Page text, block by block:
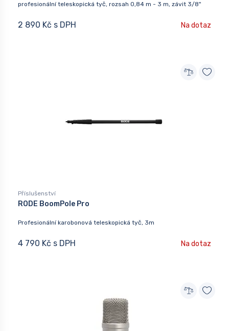
profesionální teleskopická tyč, rozsah 0,84 m - 3 m, závit 3/8"
2 890 Kč s DPH Na dotaz
Příslušenství
RODE BoomPole Pro
Profesionální karobonová teleskopická tyč, 3m
4 790 Kč s DPH Na dotaz